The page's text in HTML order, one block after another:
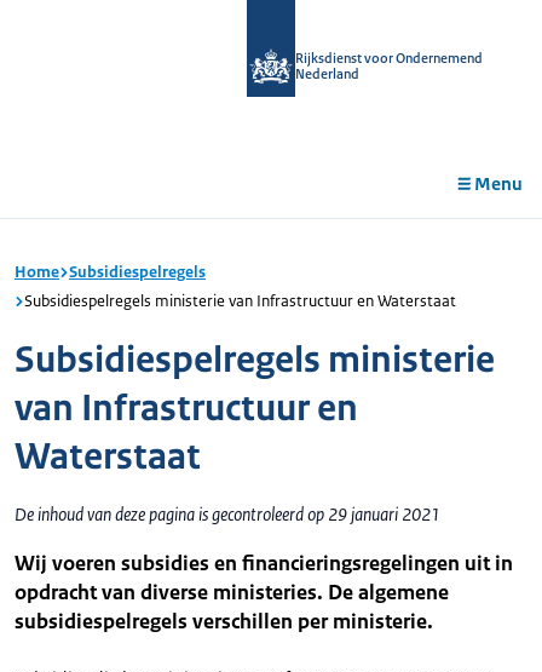
Rijksdienst voor Ondernemend
Nederland
Menu
Home Subsidiespelregels
Subsidiespelregels ministerie van Infrastructuur en Waterstaat
Subsidiespelregels ministerie
van Infrastructuur en
Waterstaat
De inhoud van deze pagina is gecontroleerd op 29 januari 2021
Wij voeren subsidies en financieringsregelingen uit in
opdracht van diverse ministeries. De algemene
subsidiespelregels verschillen per ministerie.